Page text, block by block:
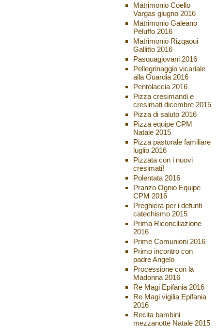
Matrimonio Coello
Vargas giugno 2016
Matrimonio Galeano
Peluffo 2016
Matrimonio Rizqaoui
Gallitto 2016
Pasquagiovani 2016
Pellegrinaggio vicariale
alla Guardia 2016
Pentolaccia 2016
Pizza cresimandi e
cresimati dicembre 2015
Pizza di saluto 2016
Pizza equipe CPM
Natale 2015
Pizza pastorale familiare
luglio 2016
Pizzata con i nuovi
cresimati!
Polentata 2016
Pranzo Ognio Equipe
CPM 2016
Preghiera per i defunti
catechismo 2015
Prima Riconciliazione
2016
Prime Comunioni 2016
Primo incontro con
padre Angelo
Processione con la
Madonna 2016
Re Magi Epifania 2016
Re Magi vigilia Epifania
2016
Recita bambini
mezzanotte Natale 2015